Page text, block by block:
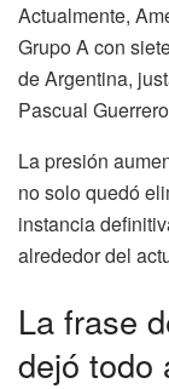
Actualmente,
Grupo A con
de Argentina,
Pascual
La presión
no solo quedó
instancia
alrededor del
La frase
dejó todo